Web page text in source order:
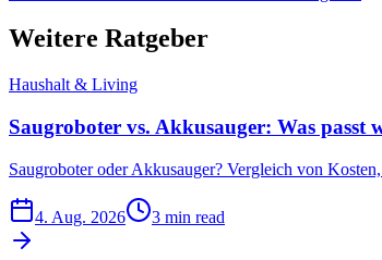
Weitere Ratgeber
Haushalt & Living
Saugroboter vs. Akkusauger: Was passt
Saugroboter oder Akkusauger? Vergleich von
4. Aug. 2026 3 min read